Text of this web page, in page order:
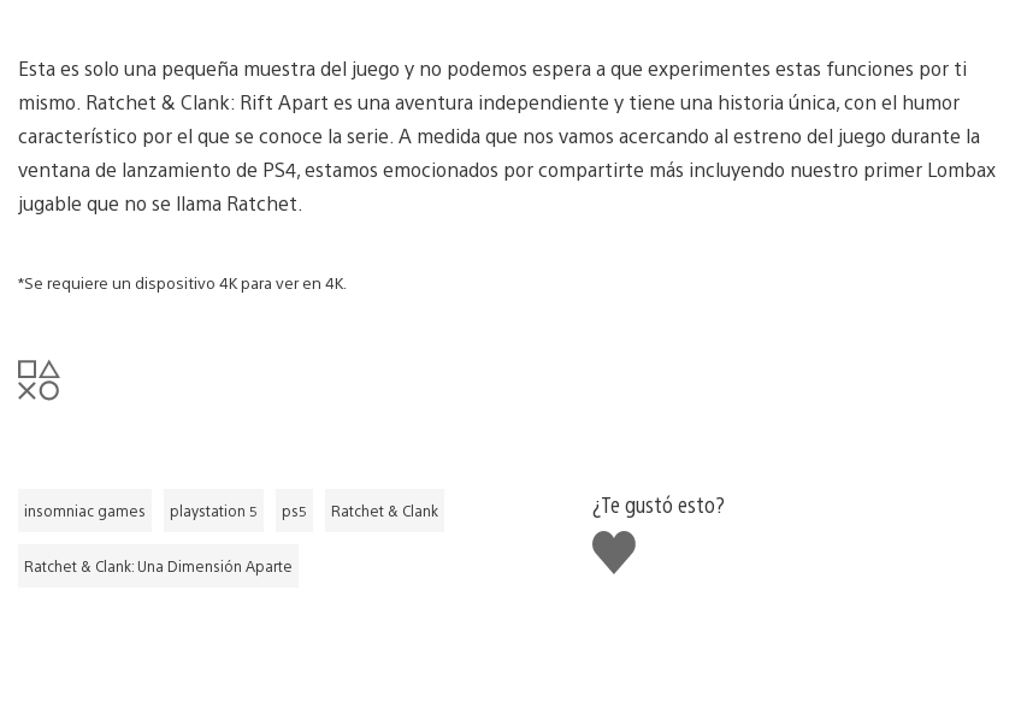
Esta es solo una pequeña muestra del juego y no podemos espera a que experimentes estas funciones por ti
mismo. Ratchet & Clank: Rift Apart es una aventura independiente y tiene una historia única, con el humor
característico por el que se conoce la serie. A medida que nos vamos acercando al estreno del juego durante la
ventana de lanzamiento de PS4, estamos emocionados por compartirte más incluyendo nuestro primer Lombax
jugable que no se llama Ratchet.
*Se requiere un dispositivo 4K para ver en 4K.
insomniac games playstation 5 ps5 Ratchet & Clank
Ratchet & Clank: Una Dimensión Aparte
¿Te gustó esto?
Me
gusta